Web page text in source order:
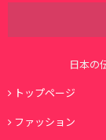
日本の
トップページ
ファッション